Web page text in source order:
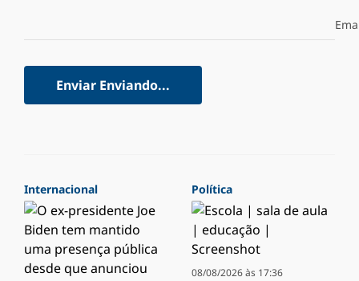
Enviar Enviando...
Internacional Política
08/08/2026 às 17:36